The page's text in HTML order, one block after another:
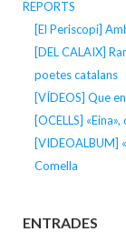
REPORTS
[El Periscopi]
[DEL CALAIX]
poetes catalans
[VÍDEOS] Que
[OCELLS]
[VIDEOALBUM]
Comella
ENTRADES